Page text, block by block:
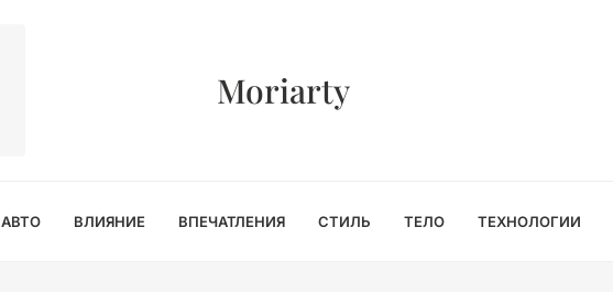
Moriarty
АВТО ВЛИЯНИЕ ВПЕЧАТЛЕНИЯ СТИЛЬ ТЕЛО ТЕХНОЛОГИИ